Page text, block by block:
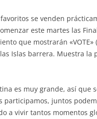
se venden
este martes las
que mostrarán
Islas barrera. Muestra
es muy grande, así
participamos, juntos
a vivir tantos momentos